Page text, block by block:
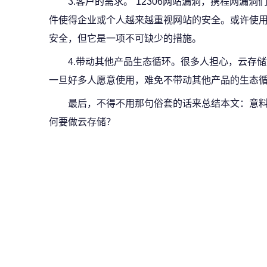
件使得企业或个人越来越重视网站的安全。或许使
安全，但它是一项不可缺少的措施。
4.带动其他产品生态循环。很多人担心，云存
一旦好多人愿意使用，难免不带动其他产品的生态
最后，不得不用那句俗套的话来总结本文：意
何要做云存储？